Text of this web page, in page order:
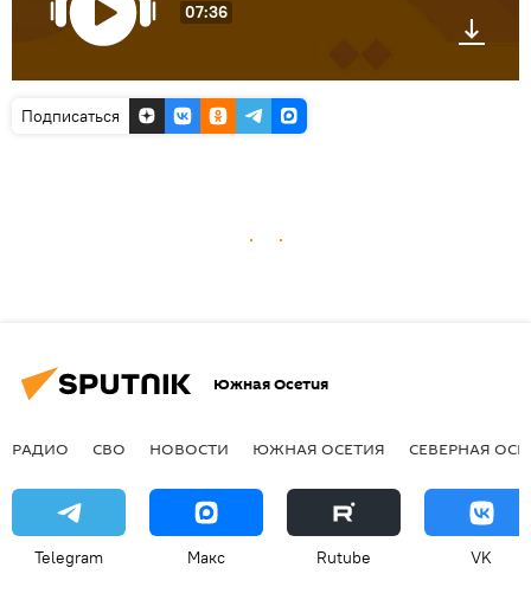
07:36
Подписаться
Южная Осетия
РАДИО СВО НОВОСТИ ЮЖНАЯ ОСЕТИЯ СЕВЕРНАЯ
Telegram Макс Rutube VK